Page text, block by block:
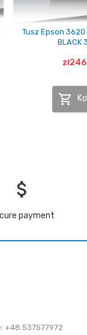
Tusz Epson 3620
BLACK

attach_money
payment
+48 537577972